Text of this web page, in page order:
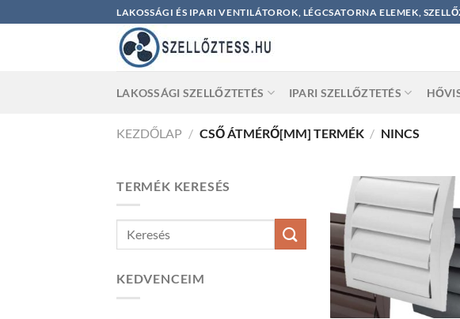
to
LAKOSSÁGI ÉS IPARI VENTILÁTOROK, LÉGCSATORNA ELEMEK,
LAKOSSÁGI SZELLŐZTETÉS IPARI SZELLŐZTETÉS
KEZDŐLAP / CSŐ ÁTMÉRŐ[MM] TERMÉK / NINCS
TERMÉK KERESÉS
KEDVENCEIM